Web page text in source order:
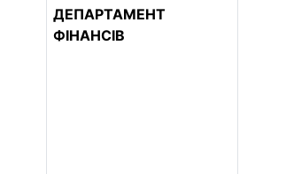
ДЕПАРТАМЕНТ
ФІНАНСІВ